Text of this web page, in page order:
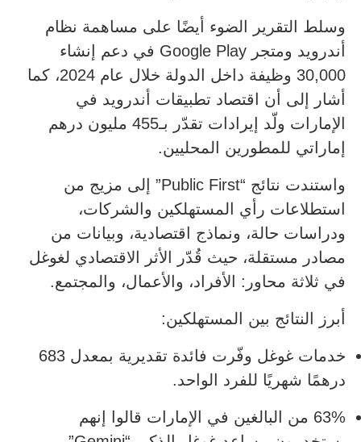
وسلط التقرير الضوء أيضًا على مساهمة نظام
أندرويد ومتجر Google Play في دعم إنشاء
30,000 وظيفة داخل الدولة خلال عام 2024، كما
أشار إلى أن اقتصاد تطبيقات أندرويد في
الإمارات ولّد إيرادات تقدّر بـ455 مليون درهم
إماراتي للمطورين المحليين.
واستندت نتائج “Public First” إلى مزيج من
استطلاعات رأي المستهلكين والشركات،
ودراسات حالة، ونماذج اقتصادية، وبيانات من
مصادر مستقلة، حيث قُدّر الأثر الاقتصادي لغوغل
في ثلاثة محاور: الأفراد، والأعمال، والمجتمع.
أبرز النتائج بين المستهلكين:
خدمات غوغل وفّرت فائدة تقديرية بمعدل 683
درهمًا شهريًا للفرد الواحد.
63% من البالغين في الإمارات قالوا إنهم